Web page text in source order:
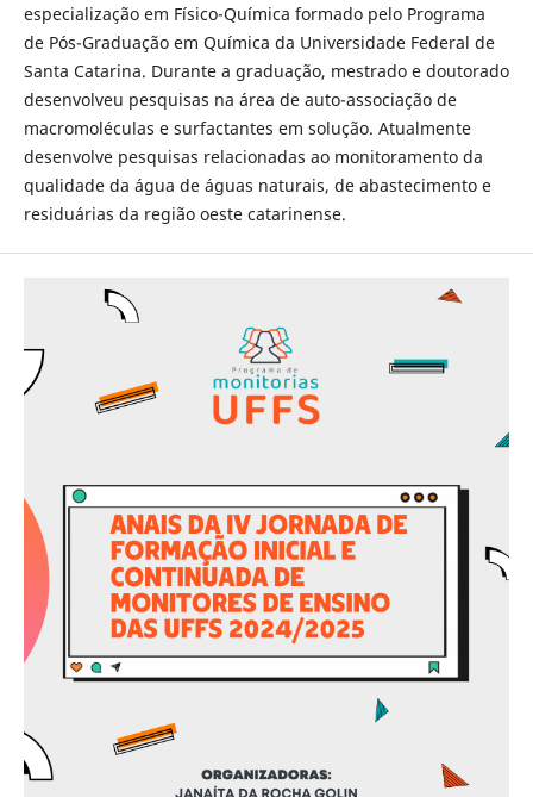
especialização em Físico-Química formado pelo Programa
de Pós-Graduação em Química da Universidade Federal de
Santa Catarina. Durante a graduação, mestrado e doutorado
desenvolveu pesquisas na área de auto-associação de
macromoléculas e surfactantes em solução. Atualmente
desenvolve pesquisas relacionadas ao monitoramento da
qualidade da água de águas naturais, de abastecimento e
residuárias da região oeste catarinense.